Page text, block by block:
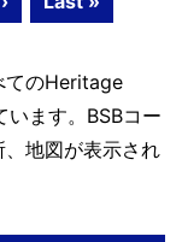
てのHeritage
います。BSBコー
、地図が表示され